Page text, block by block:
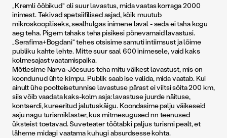
„Kremli ööbikud“ oli suur lavastus, mida vaatas korraga 2000
inimest. Tekivad spetsiifilised asjad, kõik muutub
mikroskoopiliseks, sealhulgas inimene laval - seda ei taha kogu
aeg teha. Pigem tahaks teha pisikesi põnevamaid lavastusi.
„Serafima+Bogdani“ tehes otsisime samuti intiimsust ja lõime
publiku kahte lehte. Mitte suur saal 600 inimesele, vaid kaks
kolmesajast vaatamispaika.
Mõtlesime Narva-Jõesuus teha mitu väikest lavastust, mis on
koondunud ühte kimpu. Publik saab ise valida, mida vaatab. Kui
ainult ühe poolteisetunnise lavastuse pärast ei viitsi sõita 200 km,
siis võib vaadata kaks-kolm asja: lavastuse juurde näituse,
kontserdi, kureeritud jalutuskäigu. Koondasime palju väikeseid
asju nagu turismiklaster, kus mitmesugused nn teenused
üksteist toetavad. Suveteater töötabki paljus turismi pealt, et
läheme midagi vaatama kuhugi absurdsesse kohta.